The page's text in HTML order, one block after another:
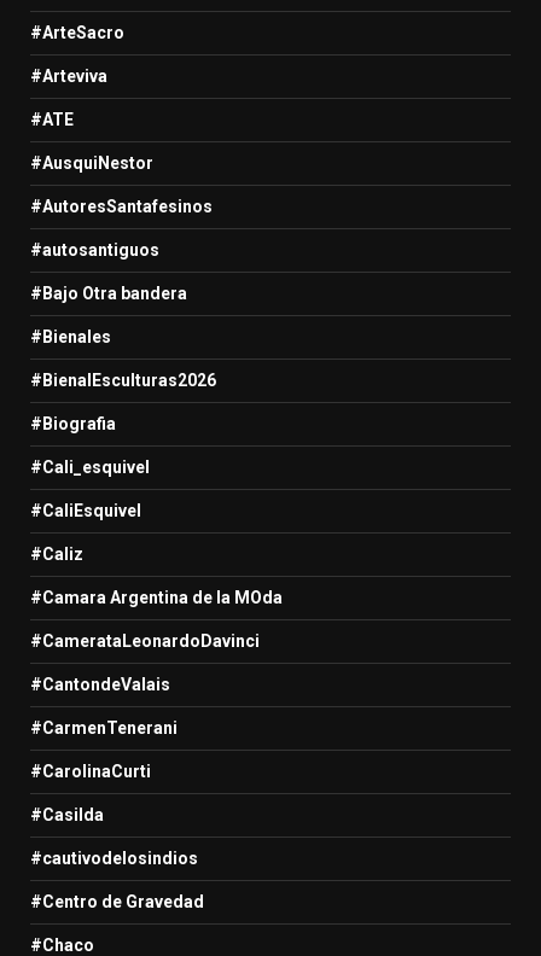
#ArteSacro
#Arteviva
#ATE
#AusquiNestor
#AutoresSantafesinos
#autosantiguos
#Bajo Otra bandera
#Bienales
#BienalEsculturas2026
#Biografia
#Cali_esquivel
#CaliEsquivel
#Caliz
#Camara Argentina de la MOda
#CamerataLeonardoDavinci
#CantondeValais
#CarmenTenerani
#CarolinaCurti
#Casilda
#cautivodelosindios
#Centro de Gravedad
#Chaco